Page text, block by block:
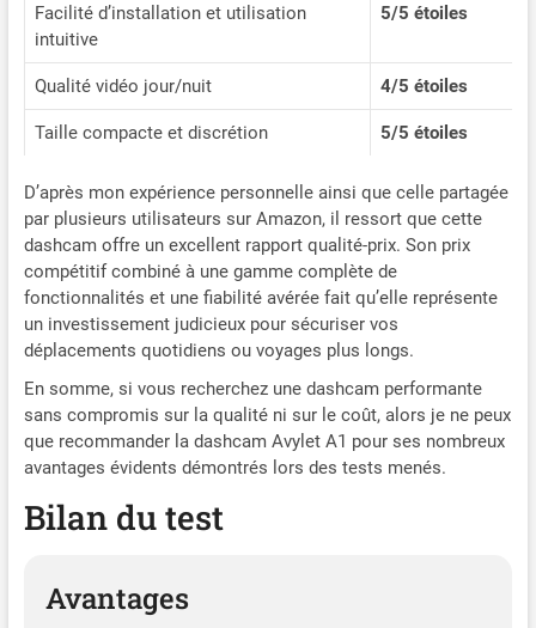
efficace du flou), d’un
couches (résistant aux
hautes températures) ainsi
que de la technologie WDR
à large plage dynamique
des blancs et du contraste),
garantissant des vidéos
claires et détaillées même
en conditions de faible
luminosité, tout en
enregistrant efficacement
les conditions de la route.
Mini Dashcam & Installation
Facile : Le design compact
(1,96 x 1,37 x 1,81 pouces
L×H×P) se place
discrètement derrière le
Facilité d’installation et utilisation
intuitive
5/5 étoiles
Qualité vidéo jour/nuit 4/5 étoiles
Taille compacte et discrétion 5/5 étoiles
D’après mon expérience personnelle ainsi que celle partagée
par plusieurs utilisateurs sur Amazon, il ressort que cette
dashcam offre un excellent rapport qualité-prix. Son prix
compétitif combiné à une gamme complète de
fonctionnalités et une fiabilité avérée fait qu’elle représente
un investissement judicieux pour sécuriser vos
déplacements quotidiens ou voyages plus longs.
En somme, si vous recherchez une dashcam performante
sans compromis sur la qualité ni sur le coût, alors je ne peux
que recommander la dashcam Avylet A1 pour ses nombreux
avantages évidents démontrés lors des tests menés.
Bilan du test
Avantages